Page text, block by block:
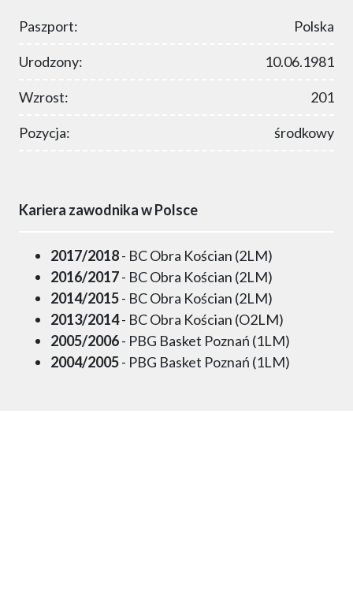
Paszport: Polska
Urodzony: 10.06.1981
Wzrost: 201
Pozycja: środkowy
Kariera zawodnika w Polsce
2017/2018- BC Obra Kościan (2LM)
2016/2017- BC Obra Kościan (2LM)
2014/2015- BC Obra Kościan (2LM)
2013/2014- BC Obra Kościan (O2LM)
2005/2006- PBG Basket Poznań (1LM)
2004/2005- PBG Basket Poznań (1LM)